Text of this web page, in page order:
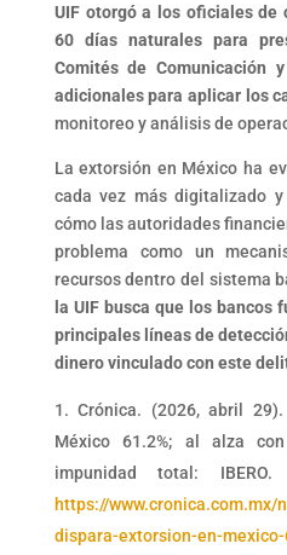
UIF otorgó a los oficiales de
60 días naturales para
Comités de Comunicación
adicionales para aplicar los
monitoreo y análisis de
La extorsión en México ha
cada vez más digitalizado
cómo las autoridades
problema como un
recursos dentro del sistema
la UIF busca que los bancos
principales líneas de
dinero vinculado con este
Crónica. (2026, abril
México 61.2%; al alza
impunidad total:
https://
dispara-extorsion-en-